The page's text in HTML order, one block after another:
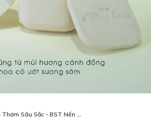
Sâu Sắc - BST Nến Gốm Thủ Công The Chilling Home